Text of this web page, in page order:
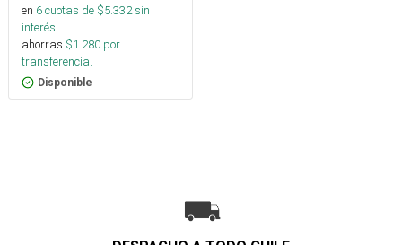
en 6cuotas de $5.332sin
interés
ahorras $1.280 por
transferencia.
Disponible